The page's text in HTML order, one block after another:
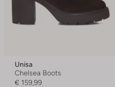
Unisa
Chelsea Boots
€ 159,99